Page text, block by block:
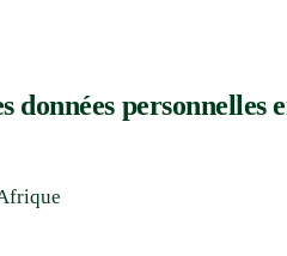
données personnelles